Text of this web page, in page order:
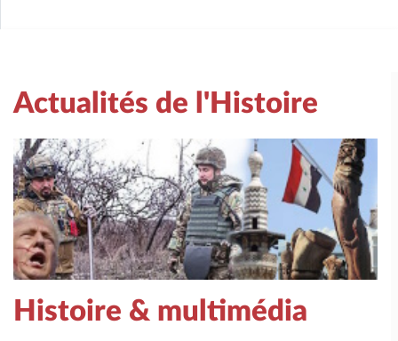
Actualités de l'Histoire
Histoire & multimédia